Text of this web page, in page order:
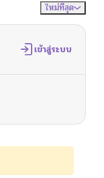
12/15/2025
12/12/2025
11/15/2025
11/14/2025
ใหม่ที่สุด
เข้าสู่ระบบ